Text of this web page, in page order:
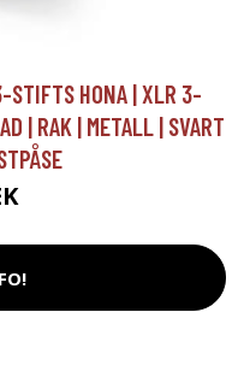
STIFTS HONA | XLR 3-
| RAK | METALL | SVART